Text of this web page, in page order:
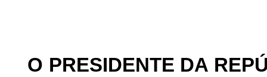
O PRESIDENTE DA